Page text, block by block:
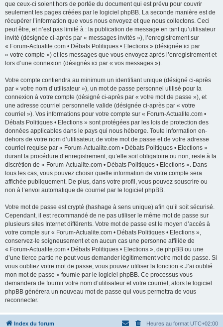
que ceux-ci soient hors de portée du document qui est prévu pour couvrir
seulement les pages créées par le logiciel phpBB. La seconde manière est de
récupérer l’information que vous nous envoyez et que nous collectons. Ceci
peut être, et n’est pas limité à : la publication de message en tant qu’utilisateur
invité (désignée ci-après par « messages invités »), l’enregistrement sur
« Forum-Actualite.com • Débats Politiques • Elections » (désignée ici par
« votre compte ») et les messages que vous envoyez après l’enregistrement et
lors d’une connexion (désignés ici par « vos messages »).
Votre compte contiendra au minimum un identifiant unique (désigné ci-après
par « votre nom d’utilisateur »), un mot de passe personnel utilisé pour la
connexion à votre compte (désigné ci-après par « votre mot de passe »), et
une adresse courriel personnelle valide (désignée ci-après par « votre
courriel »). Vos informations pour votre compte sur « Forum-Actualite.com •
Débats Politiques • Elections » sont protégées par les lois de protection des
données applicables dans le pays qui nous héberge. Toute information en-
dehors de votre nom d’utilisateur, de votre mot de passe et de votre adresse
courriel requise par « Forum-Actualite.com • Débats Politiques • Elections »
durant la procédure d’enregistrement, qu’elle soit obligatoire ou non, reste à la
discrétion de « Forum-Actualite.com • Débats Politiques • Elections ». Dans
tous les cas, vous pouvez choisir quelle information de votre compte sera
affichée publiquement. De plus, dans votre profil, vous pouvez souscrire ou
non à l’envoi automatique de courriel par le logiciel phpBB.
Votre mot de passe est crypté (hashage à sens unique) afin qu’il soit sécurisé.
Cependant, il est recommandé de ne pas utiliser le même mot de passe sur
plusieurs sites Internet différents. Votre mot de passe est le moyen d’accès à
votre compte sur « Forum-Actualite.com • Débats Politiques • Elections »,
conservez-le soigneusement et en aucun cas une personne affiliée de
« Forum-Actualite.com • Débats Politiques • Elections », de phpBB ou une
d’une tierce partie ne peut vous demander légitimement votre mot de passe. Si
vous oubliez votre mot de passe, vous pouvez utiliser la fonction « J’ai oublié
mon mot de passe » fournie par le logiciel phpBB. Ce processus vous
demandera de fournir votre nom d’utilisateur et votre courriel, alors le logiciel
phpBB générera un nouveau mot de passe qui vous permettra de vous
reconnecter.
Index du forum Heures au format UTC+02:00